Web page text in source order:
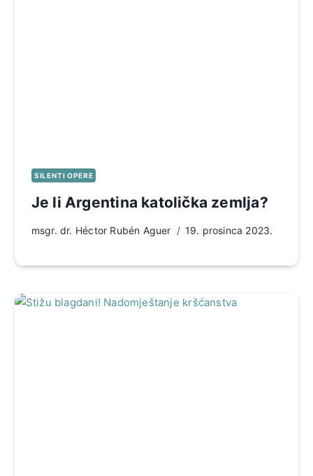
SILENTI OPERE
Je li Argentina katolička zemlja?
msgr. dr. Héctor Rubén Aguer 19. prosinca 2023.